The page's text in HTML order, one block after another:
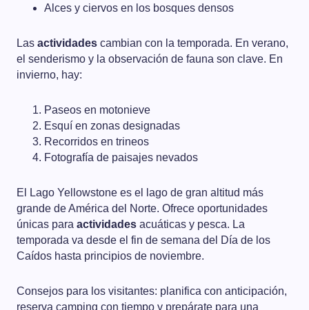
Alces y ciervos en los bosques densos
Las actividades cambian con la temporada. En verano,
el senderismo y la observación de fauna son clave. En
invierno, hay:
Paseos en motonieve
Esquí en zonas designadas
Recorridos en trineos
Fotografía de paisajes nevados
El Lago Yellowstone es el lago de gran altitud más
grande de América del Norte. Ofrece oportunidades
únicas para actividades acuáticas y pesca. La
temporada va desde el fin de semana del Día de los
Caídos hasta principios de noviembre.
Consejos para los visitantes: planifica con anticipación,
reserva camping con tiempo y prepárate para una